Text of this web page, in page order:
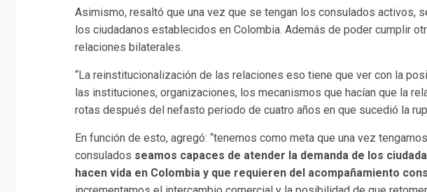
Asimismo, resaltó que una vez que se tengan los consulados activos,
los ciudadanos establecidos en Colombia. Además de poder cumplir
relaciones bilaterales.
“La reinstitucionalización de las relaciones eso tiene que ver con la
las instituciones, organizaciones, los mecanismos que hacían que la
rotas después del nefasto periodo de cuatro años en que sucedió la
En función de esto, agregó: “tenemos como meta que una vez
consulados seamos capaces de atender la demanda de los
hacen vida en Colombia y que requieren del acompañamiento